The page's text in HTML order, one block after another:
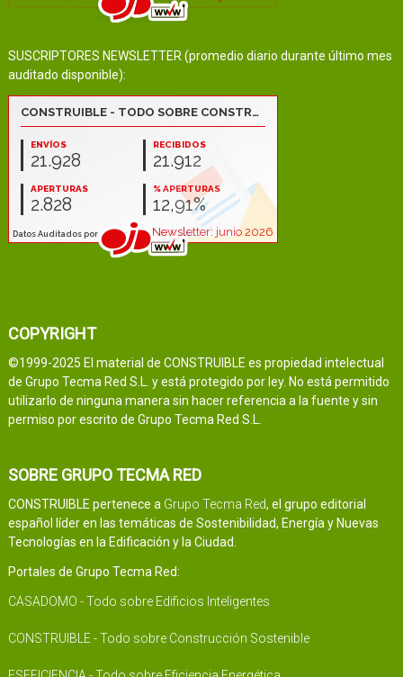
SUSCRIPTORES NEWSLETTER (promedio diario durante último mes
auditado disponible):
COPYRIGHT
©1999-2025 El material de CONSTRUIBLE es propiedad intelectual
de Grupo Tecma Red S.L. y está protegido por ley. No está permitido
utilizarlo de ninguna manera sin hacer referencia a la fuente y sin
permiso por escrito de Grupo Tecma Red S.L.
SOBRE GRUPO TECMA RED
CONSTRUIBLE pertenece a Grupo Tecma Red, el grupo editorial
español líder en las temáticas de Sostenibilidad, Energía y Nuevas
Tecnologías en la Edificación y la Ciudad.
Portales de Grupo Tecma Red:
CASADOMO - Todo sobre Edificios Inteligentes
CONSTRUIBLE - Todo sobre Construcción Sostenible